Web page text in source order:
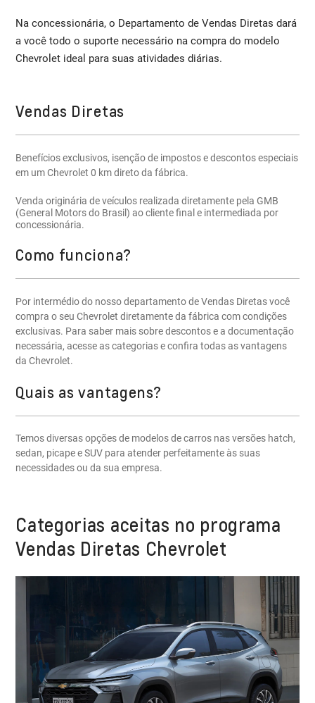
Na concessionária, o Departamento de Vendas Diretas dará
a você todo o suporte necessário na compra do modelo
Chevrolet ideal para suas atividades diárias.
Vendas Diretas
Benefícios exclusivos, isenção de impostos e descontos especiais
em um Chevrolet 0 km direto da fábrica.
Venda originária de veículos realizada diretamente pela GMB
(General Motors do Brasil) ao cliente final e intermediada por
concessionária.
Como funciona?
Por intermédio do nosso departamento de Vendas Diretas você
compra o seu Chevrolet diretamente da fábrica com condições
exclusivas. Para saber mais sobre descontos e a documentação
necessária, acesse as categorias e confira todas as vantagens
da Chevrolet.
Quais as vantagens?
Temos diversas opções de modelos de carros nas versões hatch,
sedan, picape e SUV para atender perfeitamente às suas
necessidades ou da sua empresa.
Categorias aceitas no programa
Vendas Diretas Chevrolet